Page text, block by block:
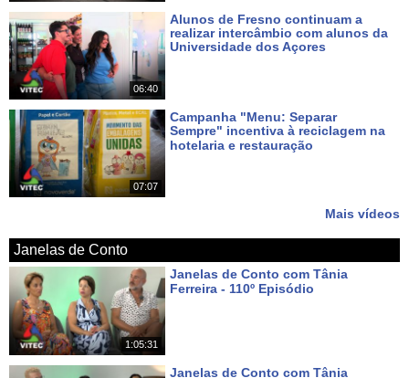
06:40
Alunos de Fresno continuam a
realizar intercâmbio com alunos da
Universidade dos Açores
07:07
Campanha "Menu: Separar
Sempre" incentiva à reciclagem na
hotelaria e restauração
Mais vídeos
Janelas de Conto
1:05:31
Janelas de Conto com Tânia
Ferreira - 110º Episódio
Janelas de Conto com Tânia